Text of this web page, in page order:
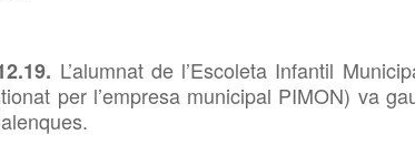
L’alumnat de l’Escoleta Infantil
per l’empresa municipal PIMON) va